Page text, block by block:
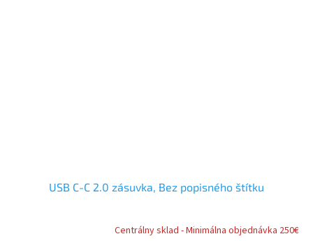
USB C-C 2.0 zásuvka, Bez popisného štítku
Centrálny sklad - Minimálna objednávka 250€